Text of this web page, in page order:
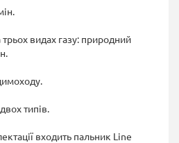
видах газу: природний
типів.
входить пальник Line